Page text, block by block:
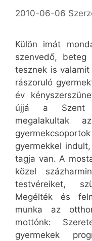
2010-06-06
Külön imát
szenvedő,
tesznek is
rászoruló
év
újjá a Szent
megalakultak
gyermekkel
tagja van. A
közel
testvéreiket,
Megélték és
munka az
mottónk:
gyermekek